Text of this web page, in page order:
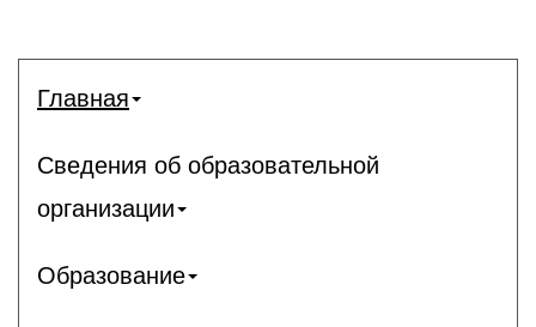
Главная
Сведения об образовательной
организации
Образование